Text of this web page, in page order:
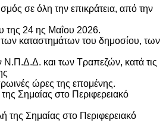
σε όλη την επικράτεια, από την
της 24 ης Μαΐου 2026.
καταστημάτων του δημοσίου, των
και των Τραπεζών, κατά τις
ώρες της επομένης.
Σημαίας στο Περιφερειακό
Σημαίας στο Περιφερειακό